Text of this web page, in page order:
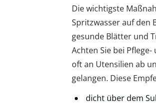
Die wichtigste
Spritzwasser auf den
gesunde Blätter und
Achten Sie bei
oft an Utensilien ab
gelangen. Diese
dicht über dem